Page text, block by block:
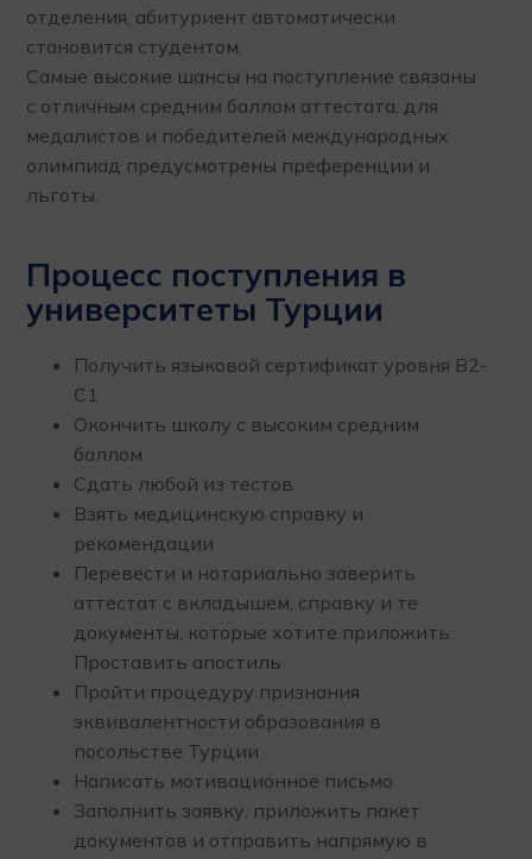
отделения, абитуриент автоматически
становится студентом.
Самые высокие шансы на поступление связаны
с отличным средним баллом аттестата, для
медалистов и победителей международных
олимпиад предусмотрены преференции и
льготы.
Процесс поступления в
университеты Турции
Получить языковой сертификат уровня В2-
С1
Окончить школу с высоким средним
баллом
Сдать любой из тестов
Взять медицинскую справку и
рекомендации
Перевести и нотариально заверить
аттестат с вкладышем, справку и те
документы, которые хотите приложить.
Проставить апостиль
Пройти процедуру признания
эквивалентности образования в
посольстве Турции
Написать мотивационное письмо
Заполнить заявку, приложить пакет
документов и отправить напрямую в